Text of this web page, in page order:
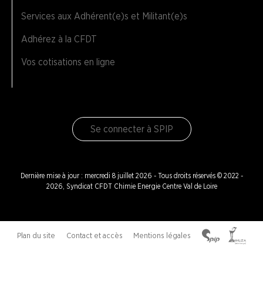
Services aux Adhérent(e)s et Militant(e)s
Adhérez à la CFDT
Vos cotisations en ligne
Se connecter à SPIP
Dernière mise à jour : mercredi 8 juillet 2026 - Tous droits réservés © 2022 -
2026, Syndicat CFDT Chimie Energie Centre Val de Loire
Plan du site Contact et accès Mentions légales